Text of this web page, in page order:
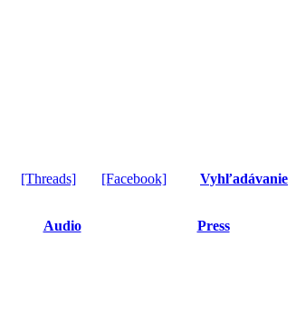
[Threads] [Facebook] Vyhľadávanie
Audio Press